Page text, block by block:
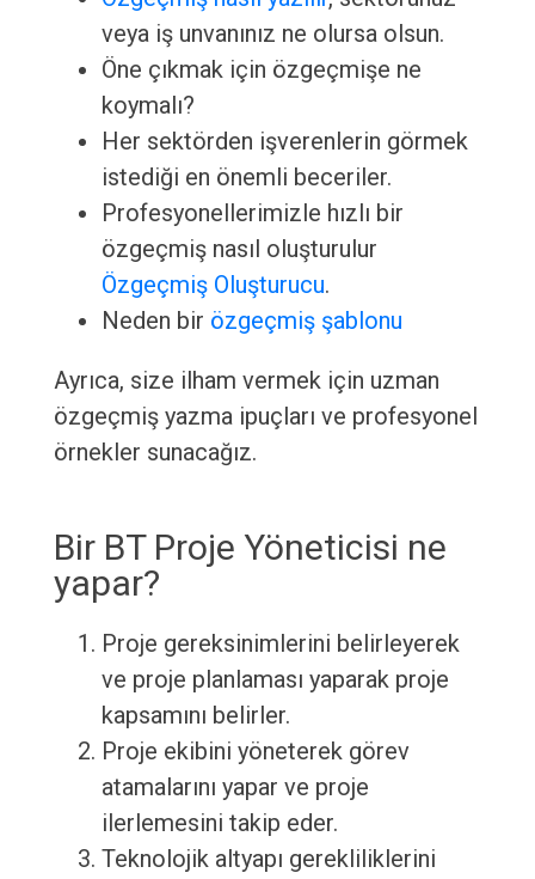
veya iş unvanınız ne olursa olsun.
Öne çıkmak için özgeçmişe ne
koymalı?
Her sektörden işverenlerin görmek
istediği en önemli beceriler.
Profesyonellerimizle hızlı bir
özgeçmiş nasıl oluşturulur
Özgeçmiş Oluşturucu.
Neden bir özgeçmiş şablonu
Ayrıca, size ilham vermek için uzman
özgeçmiş yazma ipuçları ve profesyonel
örnekler sunacağız.
Bir BT Proje Yöneticisi ne
yapar?
Proje gereksinimlerini belirleyerek
ve proje planlaması yaparak proje
kapsamını belirler.
Proje ekibini yöneterek görev
atamalarını yapar ve proje
ilerlemesini takip eder.
Teknolojik altyapı gerekliliklerini